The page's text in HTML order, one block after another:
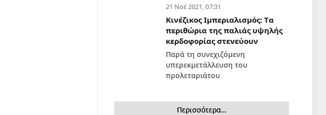
21 Νοέ 2021, 07:31
Κινέζικος Ιμπεριαλισμός: Tα
περιθώρια της παλιάς υψηλής
κερδοφορίας στενεύουν
Παρά τη συνεχιζόμενη
υπερεκμετάλλευση του
προλεταριάτου
Περισσότερα…